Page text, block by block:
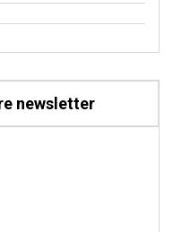
newsletter